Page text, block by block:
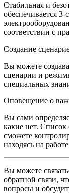
Стабильная и
обеспечивается 3-
соответствии с
Создание
Вы можете
сценарии и
специальных
Оповещение о
Вы сами
какие нет. Список
сможете
находясь на
Вы можете
обратной связи,
вопросы и